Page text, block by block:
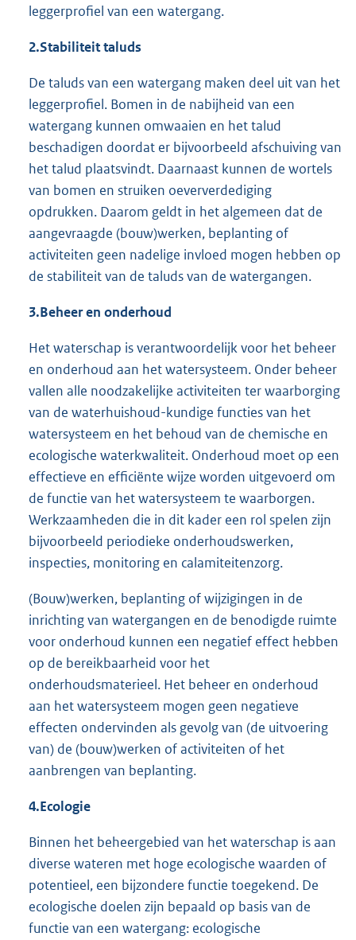
leggerprofiel van een watergang.
2.Stabiliteit taluds
De taluds van een watergang maken deel uit van het
leggerprofiel. Bomen in de nabijheid van een
watergang kunnen omwaaien en het talud
beschadigen doordat er bijvoorbeeld afschuiving van
het talud plaatsvindt. Daarnaast kunnen de wortels
van bomen en struiken oeververdediging
opdrukken. Daarom geldt in het algemeen dat de
aangevraagde (bouw)werken, beplanting of
activiteiten geen nadelige invloed mogen hebben op
de stabiliteit van de taluds van de watergangen.
3.Beheer en onderhoud
Het waterschap is verantwoordelijk voor het beheer
en onderhoud aan het watersysteem. Onder beheer
vallen alle noodzakelijke activiteiten ter waarborging
van de waterhuishoud-kundige functies van het
watersysteem en het behoud van de chemische en
ecologische waterkwaliteit. Onderhoud moet op een
effectieve en efficiënte wijze worden uitgevoerd om
de functie van het watersysteem te waarborgen.
Werkzaamheden die in dit kader een rol spelen zijn
bijvoorbeeld periodieke onderhoudswerken,
inspecties, monitoring en calamiteitenzorg.
(Bouw)werken, beplanting of wijzigingen in de
inrichting van watergangen en de benodigde ruimte
voor onderhoud kunnen een negatief effect hebben
op de bereikbaarheid voor het
onderhoudsmaterieel. Het beheer en onderhoud
aan het watersysteem mogen geen negatieve
effecten ondervinden als gevolg van (de uitvoering
van) de (bouw)werken of activiteiten of het
aanbrengen van beplanting.
4.Ecologie
Binnen het beheergebied van het waterschap is aan
diverse wateren met hoge ecologische waarden of
potentieel, een bijzondere functie toegekend. De
ecologische doelen zijn bepaald op basis van de
functie van een watergang: ecologische